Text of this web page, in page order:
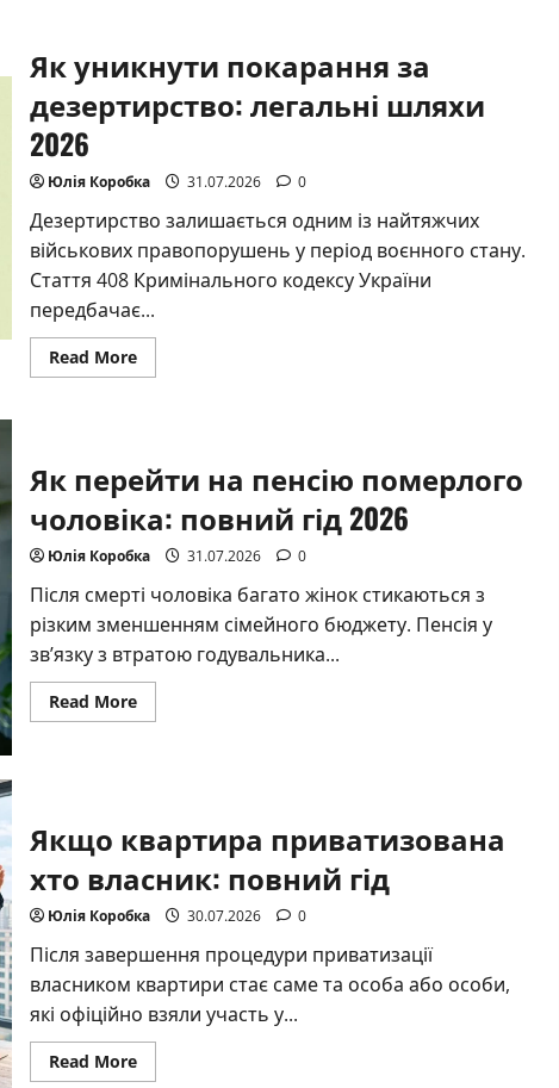
мінімальній
зарплаті
2026
році
Як уникнути покарання за
дезертирство: легальні шляхи
2026
Юлія Коробка 31.07.2026 0
Дезертирство залишається одним із найтяжчих
військових правопорушень у період воєнного стану.
Стаття 408 Кримінального кодексу України
передбачає...
Read MoreRead
more
дезертирство:
легальні
2026
Як перейти на пенсію померлого
чоловіка: повний гід 2026
Юлія Коробка 31.07.2026 0
Після смерті чоловіка багато жінок стикаються з
різким зменшенням сімейного бюджету. Пенсія у
зв’язку з втратою годувальника...
Read MoreRead
more
чоловіка:
повний
2026
Якщо квартира приватизована
хто власник: повний гід
Юлія Коробка 30.07.2026 0
Після завершення процедури приватизації
власником квартири стає саме та особа або особи,
які офіційно взяли участь у...
Read MoreRead
more